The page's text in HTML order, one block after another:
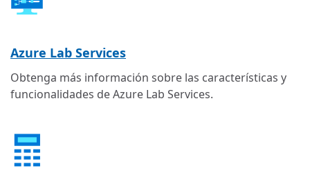
Azure Lab Services
Obtenga más información sobre las características y
funcionalidades de Azure Lab Services.